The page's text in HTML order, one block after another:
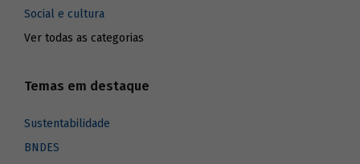
Social e cultura
Ver todas as categorias
Temas em destaque
Sustentabilidade
BNDES